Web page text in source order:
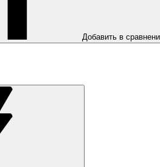
Добавить в